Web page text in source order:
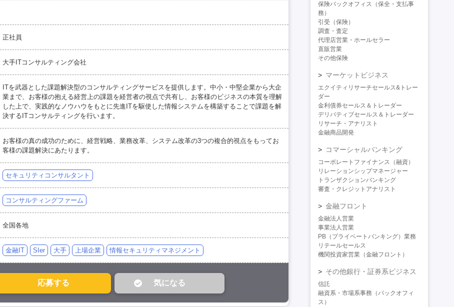
正社員
大手ITコンサルティング会社
ITを武器とした課題解決型のコンサルティングサービスを提供します。中小・中堅企業から大企
業まで、お客様の抱える経営上の課題を経営者の視点で共有し、お客様のビジネスの本質を理解
した上で、実践的なノウハウをもとに先進ITを駆使した情報システムを構築することで課題を解
決するITコンサルティングを行います。
お客様の真の成功のために、経営戦略、業務改革、システム改革の3つの複合的視点をもってお
客様の課題解決にあたります。
セキュリティコンサルタント
コンサルティングファーム
全国各地
金融IT SIer 大手 上場企業 情報セキュリティマネジメント
保険バックオフィス（保全・支払事
務）
引受（保険）
調査・査定
代理店営業・ホールセラー
直販営業
その他保険
マーケットビジネス
エクイティリサーチセールス&トレー
ダー
金利債券セールス＆トレーダー
デリバティブセールス＆トレーダー
リサーチ・アナリスト
金融商品開発
コマーシャルバンキング
コーポレートファイナンス（融資）
リレーションシップマネージャー
トランザクションバンキング
審査・クレジットアナリスト
金融フロント
金融法人営業
事業法人営業
PB（プライベートバンキング）業務
リテールセールス
機関投資家営業（金融フロント）
その他銀行・証券系ビジネス
信託
融資系・市場系事務（バックオフィ
ス）